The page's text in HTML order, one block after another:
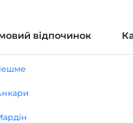
відпочинок